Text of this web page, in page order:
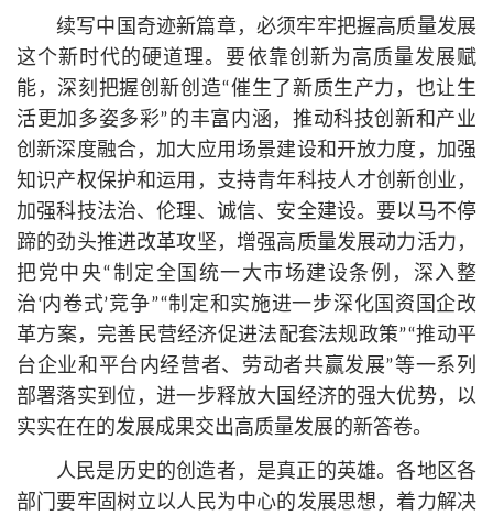
续写中国奇迹新篇章，必须牢牢把握高质量发展
这个新时代的硬道理。要依靠创新为高质量发展赋
能，深刻把握创新创造“催生了新质生产力，也让生
活更加多姿多彩”的丰富内涵，推动科技创新和产业
创新深度融合，加大应用场景建设和开放力度，加强
知识产权保护和运用，支持青年科技人才创新创业，
加强科技法治、伦理、诚信、安全建设。要以马不停
蹄的劲头推进改革攻坚，增强高质量发展动力活力，
把党中央“制定全国统一大市场建设条例，深入整
治‘内卷式’竞争”“制定和实施进一步深化国资国企改
革方案，完善民营经济促进法配套法规政策”“推动平
台企业和平台内经营者、劳动者共赢发展”等一系列
部署落实到位，进一步释放大国经济的强大优势，以
实实在在的发展成果交出高质量发展的新答卷。
人民是历史的创造者，是真正的英雄。各地区各
部门要牢固树立以人民为中心的发展思想，着力解决